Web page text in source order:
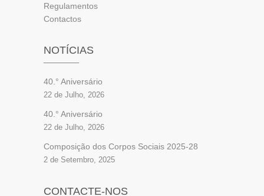
Regulamentos
Contactos
NOTÍCIAS
40.° Aniversário
22 de Julho, 2026
40.° Aniversário
22 de Julho, 2026
Composição dos Corpos Sociais 2025-28
2 de Setembro, 2025
CONTACTE-NOS